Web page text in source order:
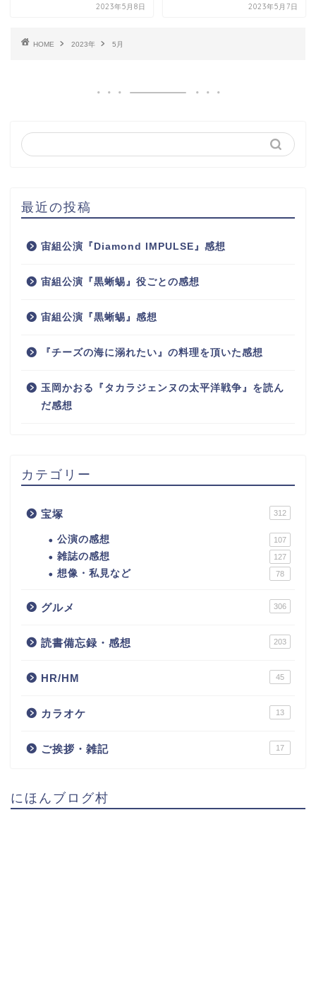
2023年5月8日 2023年5月7日
HOME 2023年 5月
最近の投稿
宙組公演『Diamond IMPULSE』感想
宙組公演『黒蜥蜴』役ごとの感想
宙組公演『黒蜥蜴』感想
『チーズの海に溺れたい』の料理を頂いた感想
玉岡かおる『タカラジェンヌの太平洋戦争』を読ん
だ感想
カテゴリー
宝塚 312
公演の感想 107
雑誌の感想 127
想像・私見など 78
グルメ 306
読書備忘録・感想 203
HR/HM 45
カラオケ 13
ご挨拶・雑記 17
にほんブログ村